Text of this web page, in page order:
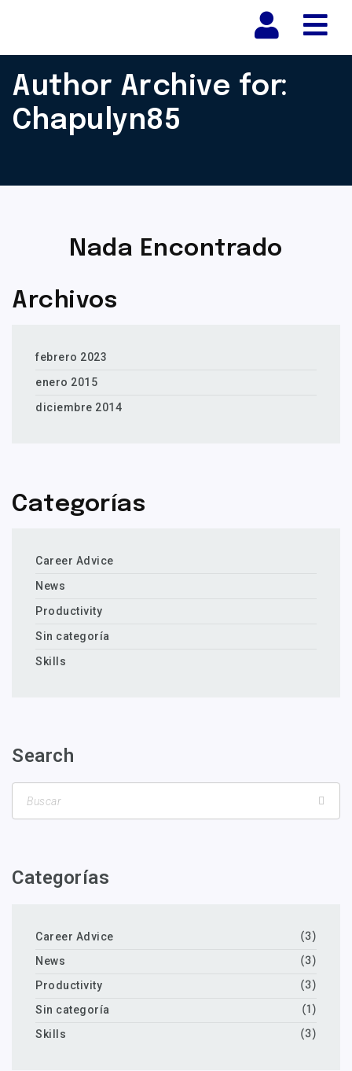
Author Archive for:
Chapulyn85
Nada Encontrado
Archivos
febrero 2023
enero 2015
diciembre 2014
Categorías
Career Advice
News
Productivity
Sin categoría
Skills
Search
Categorías
Career Advice (3)
News (3)
Productivity (3)
Sin categoría (1)
Skills (3)